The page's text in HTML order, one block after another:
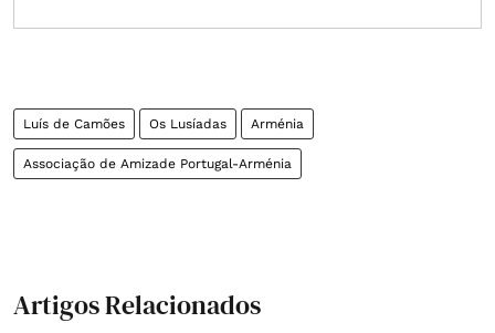
Luís de Camões Os Lusíadas Arménia
Associação de Amizade Portugal-Arménia
Artigos Relacionados